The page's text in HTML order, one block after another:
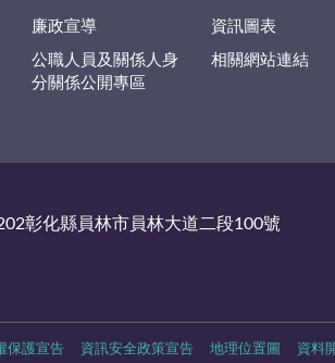
廉政宣導
公職人員及關係人身
分關係公開專區
資訊圖表
相關網站連結
彰化縣員林市員林大道二段100號
保護宣告 資訊安全政策宣告 地理位置圖 資料